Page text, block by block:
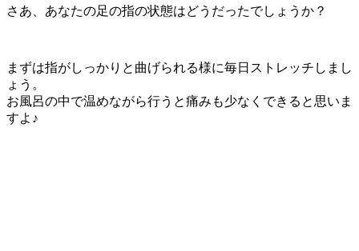
さあ、あなたの足の指の状態はどうだったでしょうか？
まずは指がしっかりと曲げられる様に毎日ストレッチしまし
ょう。
お風呂の中で温めながら行うと痛みも少なくできると思いま
すよ♪